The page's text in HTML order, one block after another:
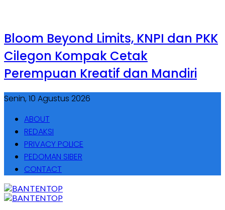
Bloom Beyond Limits, KNPI dan PKK
Cilegon Kompak Cetak
Perempuan Kreatif dan Mandiri
Senin, 10 Agustus 2026
ABOUT
REDAKSI
PRIVACY POLICE
PEDOMAN SIBER
CONTACT